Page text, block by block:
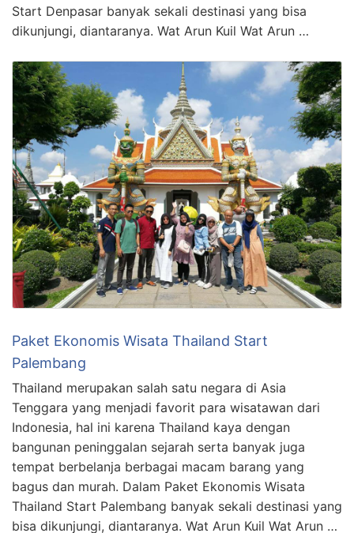
Start Denpasar banyak sekali destinasi yang bisa
dikunjungi, diantaranya. Wat Arun Kuil Wat Arun …
Paket Ekonomis Wisata Thailand Start
Palembang
Thailand merupakan salah satu negara di Asia
Tenggara yang menjadi favorit para wisatawan dari
Indonesia, hal ini karena Thailand kaya dengan
bangunan peninggalan sejarah serta banyak juga
tempat berbelanja berbagai macam barang yang
bagus dan murah. Dalam Paket Ekonomis Wisata
Thailand Start Palembang banyak sekali destinasi yang
bisa dikunjungi, diantaranya. Wat Arun Kuil Wat Arun …